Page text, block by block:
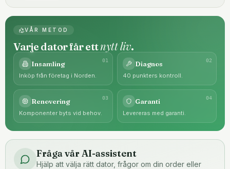
VÅR METOD
Varje dator får ettnytt liv.
01
Insamling
Inköp från företag i Norden.
02
Diagnos
40 punkters kontroll.
03
Renovering
Komponenter byts vid behov.
04
Garanti
Levereras med garanti.
Fråga vår AI-assistent
Hjälp att välja rätt dator, frågor om din order eller